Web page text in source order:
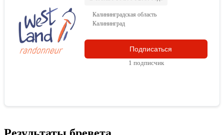
Калининградская область
Калининград
Подписаться
1 подписчик